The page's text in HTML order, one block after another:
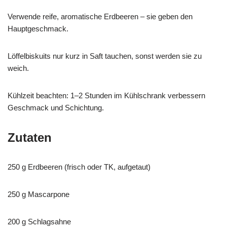
Verwende reife, aromatische Erdbeeren – sie geben den
Hauptgeschmack.
Löffelbiskuits nur kurz in Saft tauchen, sonst werden sie zu
weich.
Kühlzeit beachten: 1–2 Stunden im Kühlschrank verbessern
Geschmack und Schichtung.
Zutaten
250 g Erdbeeren (frisch oder TK, aufgetaut)
250 g Mascarpone
200 g Schlagsahne